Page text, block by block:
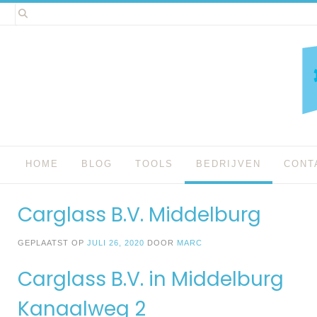
Spring
naar
HOME BLOG TOOLS BEDRIJVEN
Carglass B.V. Middelburg
GEPLAATST OP JULI 26, 2020 DOOR MARC
Carglass B.V. in Middelburg
Kanaalweg 2